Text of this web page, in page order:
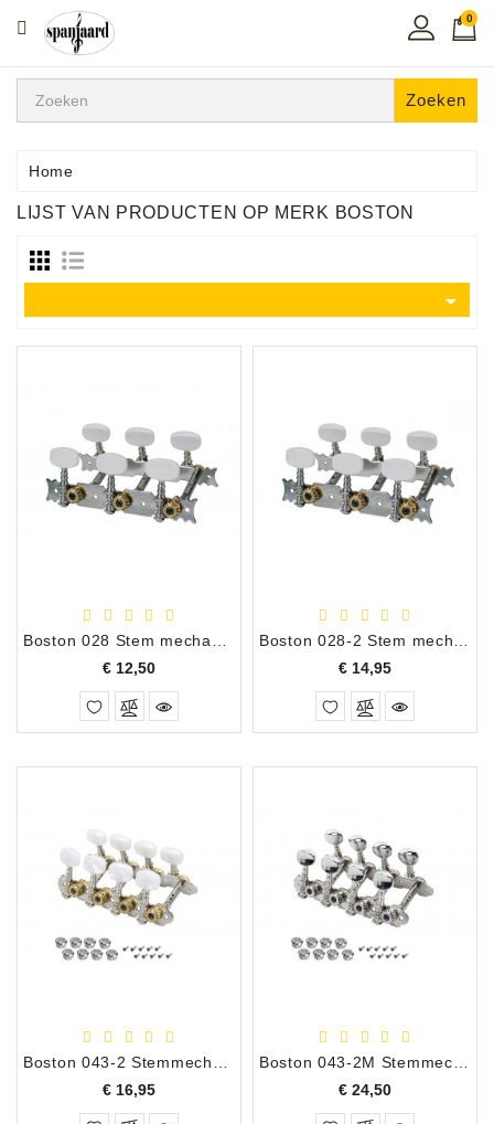
CATEGORIE
Home
In
Regio
Toetsen
Hifi
Pro
Audio
Apparatuur
Blaasinstrumenten
Slaginstrumenten
Microfoons
Celtic
Instruments
Bladmuziek
DEMO
MODELLEN
0
Zoeken
Home
LIJST VAN PRODUCTEN OP MERK BOSTON

Boston 028 Stem mechanieken 3+3 klassiek
€ 12,50Prijs
Boston 028-2 Stem mechanieken 3+3 klassiek
€ 14,95Prijs
€ 16,95Prijs
€ 24,50Prijs